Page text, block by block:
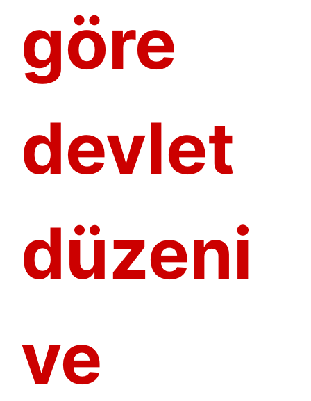
göre
devlet
düzeni
ve